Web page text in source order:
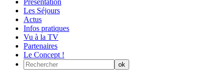
Présentation
Les Séjours
Actus
Infos pratiques
Vu à la TV
Partenaires
Le Concept !